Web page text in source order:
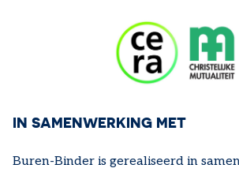
IN SAMENWERKING MET
Buren-Binder is gerealiseerd in